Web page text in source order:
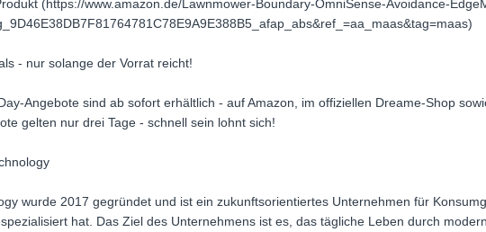
(https://www.amazon.de/Lawnmower-Boundary-OmniSense-Avoidance-
- nur solange der Vorrat reicht!
Angebote sind ab sofort erhältlich - auf Amazon, im offiziellen Dreame-Shop
gelten nur drei Tage - schnell sein lohnt sich!
wurde 2017 gegründet und ist ein zukunftsorientiertes Unternehmen für
hat. Das Ziel des Unternehmens ist es, das tägliche Leben durch